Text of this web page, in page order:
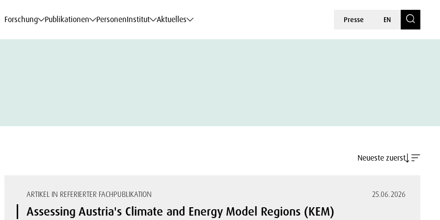
Forschung Publikationen PersonenInstitut Aktuelles Presse EN
Neueste zuerst
ARTIKEL IN REFERIERTER FACHPUBLIKATION 25.06.2026
Assessing Austria's Climate and Energy Model Regions (KEM)